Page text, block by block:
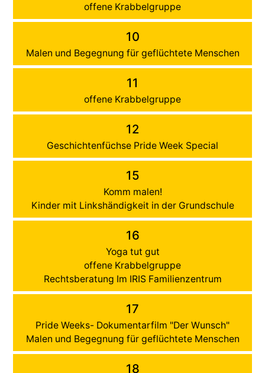
offene Krabbelgruppe
10
Malen und Begegnung für geflüchtete Menschen
11
offene Krabbelgruppe
12
Geschichtenfüchse Pride Week Special
15
Komm malen!
Kinder mit Linkshändigkeit in der Grundschule
16
Yoga tut gut
offene Krabbelgruppe
Rechtsberatung Im IRIS Familienzentrum
17
Pride Weeks- Dokumentarfilm "Der Wunsch"
Malen und Begegnung für geflüchtete Menschen
18